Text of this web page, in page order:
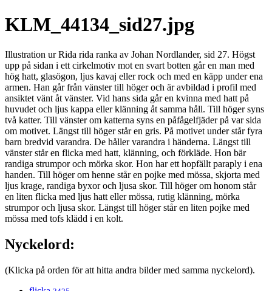
KLM_44134_sid27.jpg
Illustration ur Rida rida ranka av Johan Nordlander, sid 27. Högst
upp på sidan i ett cirkelmotiv mot en svart botten går en man med
hög hatt, glasögon, ljus kavaj eller rock och med en käpp under ena
armen. Han går från vänster till höger och är avbildad i profil med
ansiktet vänt åt vänster. Vid hans sida går en kvinna med hatt på
huvudet och ljus kappa eller klänning åt samma håll. Till höger syns
två katter. Till vänster om katterna syns en påfågelfjäder på var sida
om motivet. Längst till höger står en gris. På motivet under står fyra
barn bredvid varandra. De håller varandra i händerna. Längst till
vänster står en flicka med hatt, klänning, och förkläde. Hon bär
randiga strumpor och mörka skor. Hon har ett hopfällt paraply i ena
handen. Till höger om henne står en pojke med mössa, skjorta med
ljus krage, randiga byxor och ljusa skor. Till höger om honom står
en liten flicka med ljus hatt eller mössa, rutig klänning, mörka
strumpor och ljusa skor. Längst till höger står en liten pojke med
mössa med tofs klädd i en kolt.
Nyckelord:
(Klicka på orden för att hitta andra bilder med samma nyckelord).